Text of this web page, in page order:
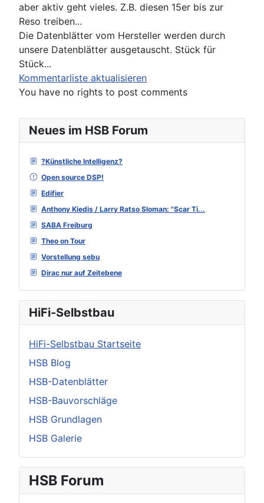
Neues im HSB Forum
?Künstliche Intelligenz?
Open source DSP!
Edifier
Anthony Kiedis / Larry Ratso Sloman: "Scar Ti...
SABA Freiburg
Theo on Tour
Vorstellung sebu
Dirac nur auf Zeitebene
HiFi-Selbstbau
HiFi-Selbstbau Startseite
HSB Blog
HSB-Datenblätter
HSB-Bauvorschläge
HSB Grundlagen
HSB Galerie
HSB Forum
aber aktiv geht vieles. Z.B. diesen 15er bis zur
Reso treiben...
Die Datenblätter vom Hersteller werden durch
unsere Datenblätter ausgetauscht. Stück für
Stück...
Kommentarliste aktualisieren
You have no rights to post comments